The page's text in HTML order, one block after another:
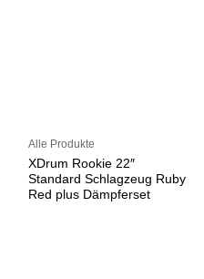
Alle Produkte
XDrum Rookie 22″
Standard Schlagzeug Ruby
Red plus Dämpferset